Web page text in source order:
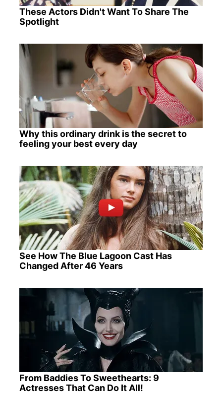
These Actors Didn't Want To Share The
Spotlight
Why this ordinary drink is the secret to
feeling your best every day
See How The Blue Lagoon Cast Has
Changed After 46 Years
From Baddies To Sweethearts: 9
Actresses That Can Do It All!